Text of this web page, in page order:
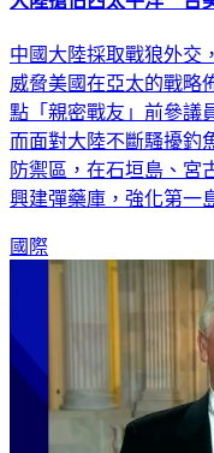
中國大陸採取戰狼外交
威脅美國在亞太的戰略
點「親密戰友」前參議
而面對大陸不斷騷擾釣
防禦區，在石垣島、宮
興建彈藥庫，強化第一
國際